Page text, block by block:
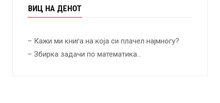
ВИЦ НА ДЕНОТ
– Кажи ми книга на која си плачел најмногу?
– Збирка задачи по математика…